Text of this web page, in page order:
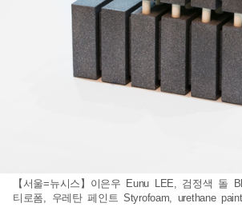
【서울=뉴시스】이은우 Eunu LEE, 검정색 돌
티로폼, 우레탄 페인트 Styrofoam, urethane